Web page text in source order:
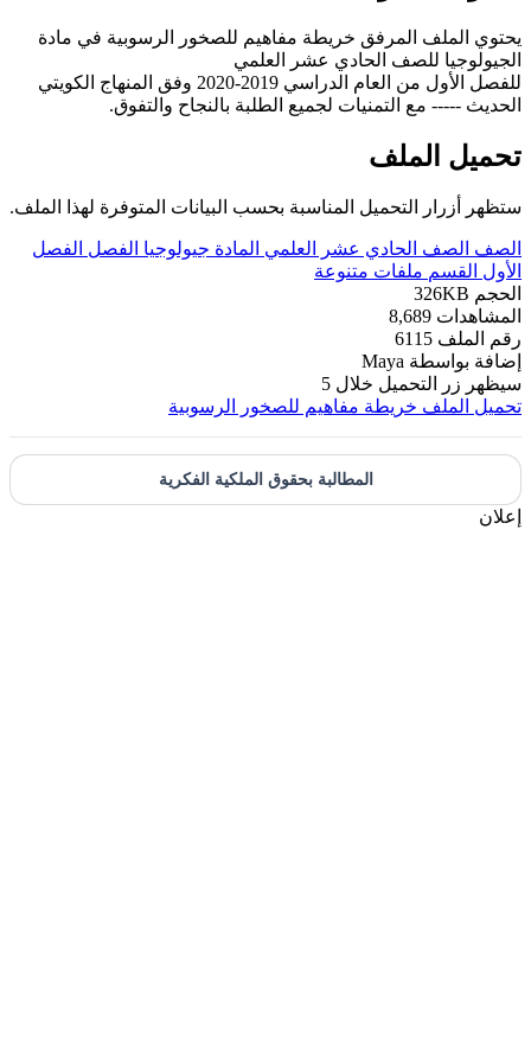
يحتوي الملف المرفق خريطة مفاهيم للصخور الرسوبية في مادة
الجيولوجيا للصف الحادي عشر العلمي
للفصل الأول من العام الدراسي 2019-2020 وفق المنهاج الكويتي
الحديث ----- مع التمنيات لجميع الطلبة بالنجاح والتفوق.
تحميل الملف
ستظهر أزرار التحميل المناسبة بحسب البيانات المتوفرة لهذا الملف.
الصف الصف الحادي عشر العلمي المادة جيولوجيا الفصل
الفصل
الأول
القسم ملفات متنوعة
الحجم 326KB
المشاهدات 8,689
رقم الملف 6115
إضافة بواسطة Maya
سيظهر زر التحميل خلال 5
تحميل الملف خريطة مفاهيم للصخور الرسوبية
المطالبة بحقوق الملكية الفكرية
إعلان